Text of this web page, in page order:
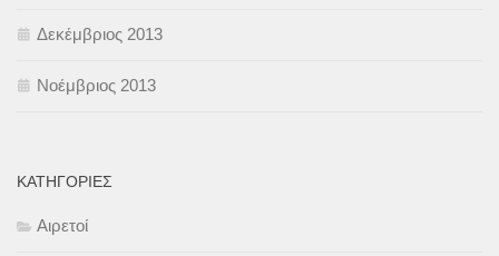
Δεκέμβριος 2013
Νοέμβριος 2013
KΑΤΗΓΟΡΊΕΣ
Αιρετοί